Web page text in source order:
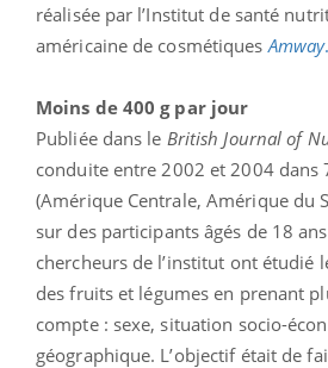
réalisée par l’Institut de santé
américaine de cosmétiques Amway.
Moins de 400 g par jour
Publiée dans le British Journal of
conduite entre 2002 et 2004 dans
(Amérique Centrale, Amérique du
sur des participants âgés de 18
chercheurs de l’institut ont étudié
des fruits et légumes en prenant
compte : sexe, situation socio-
géographique. L’objectif était de